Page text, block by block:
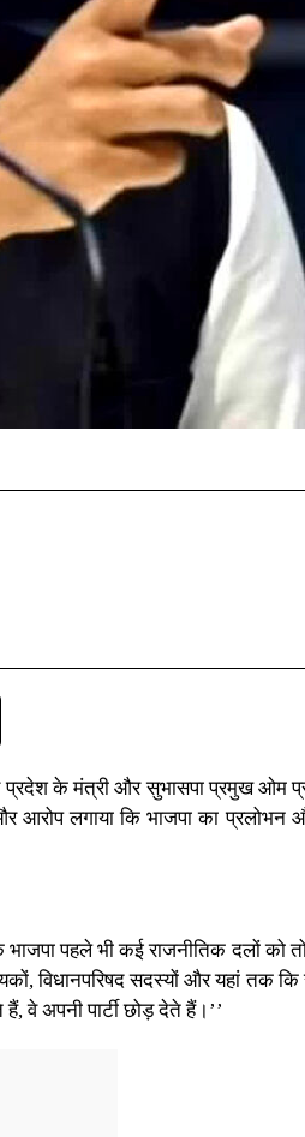
प्रदेश के मंत्री और सुभासपा प्रमुख
आरोप लगाया कि भाजपा का प्रलोभन
पहले भी कई राजनीतिक दलों को
विधानपरिषद सदस्यों और यहां तक कि
वे अपनी पार्टी छोड़ देते हैं।’’